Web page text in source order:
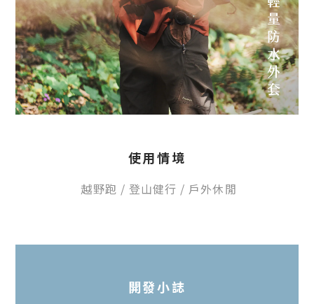
使用情境
越野跑 / 登山健行 / 戶外休閒
開發小誌